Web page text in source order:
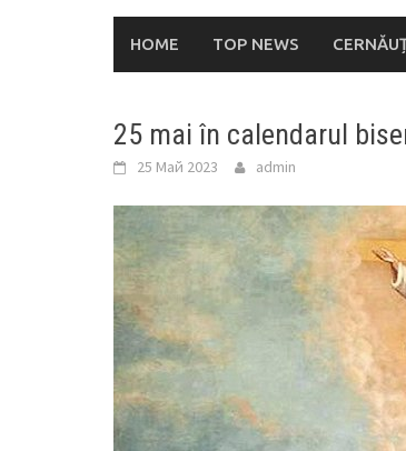
HOME TOP NEWS
25 mai în calendarul
25 Май 2023 admin